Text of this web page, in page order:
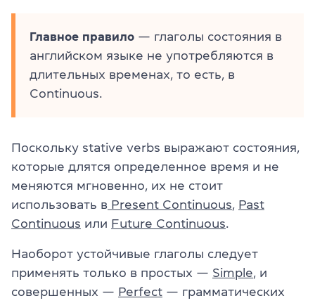
Главное правило — глаголы состояния в
английском языке не употребляются в
длительных временах, то есть, в
Continuous.
Поскольку stative verbs выражают состояния,
которые длятся определенное время и не
меняются мгновенно, их не стоит
использовать в Present Continuous, Past
Continuous или Future Continuous.
Наоборот устойчивые глаголы следует
применять только в простых — Simple, и
совершенных — Perfect — грамматических